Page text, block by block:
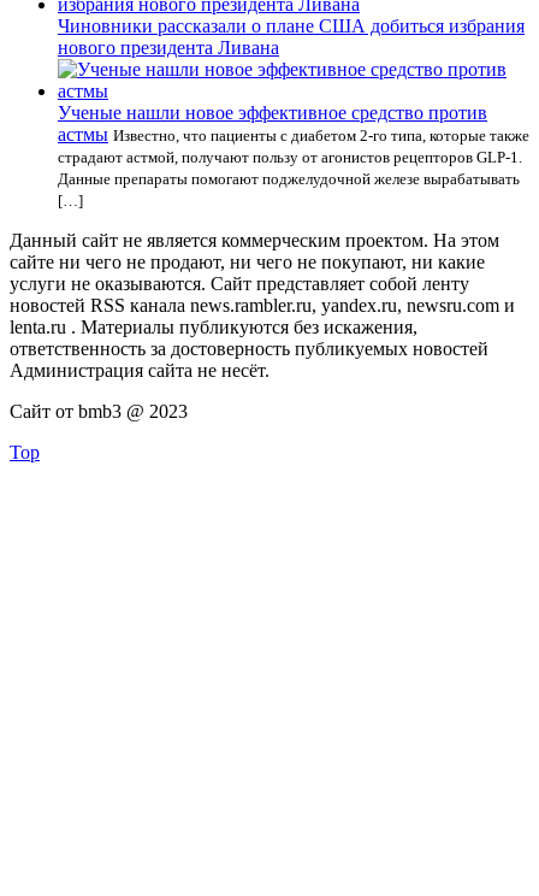
Чиновники рассказали о плане США добиться избрания
нового президента Ливана
Ученые нашли новое эффективное средство против
астмы Известно, что пациенты с диабетом 2-го типа, которые также
страдают астмой, получают пользу от агонистов рецепторов GLP-1.
Данные препараты помогают поджелудочной железе вырабатывать
[…]
Данный сайт не является коммерческим проектом. На этом
сайте ни чего не продают, ни чего не покупают, ни какие
услуги не оказываются. Сайт представляет собой ленту
новостей RSS канала news.rambler.ru, yandex.ru, newsru.com и
lenta.ru . Материалы публикуются без искажения,
ответственность за достоверность публикуемых новостей
Администрация сайта не несёт.
Сайт от bmb3 @ 2023
Top